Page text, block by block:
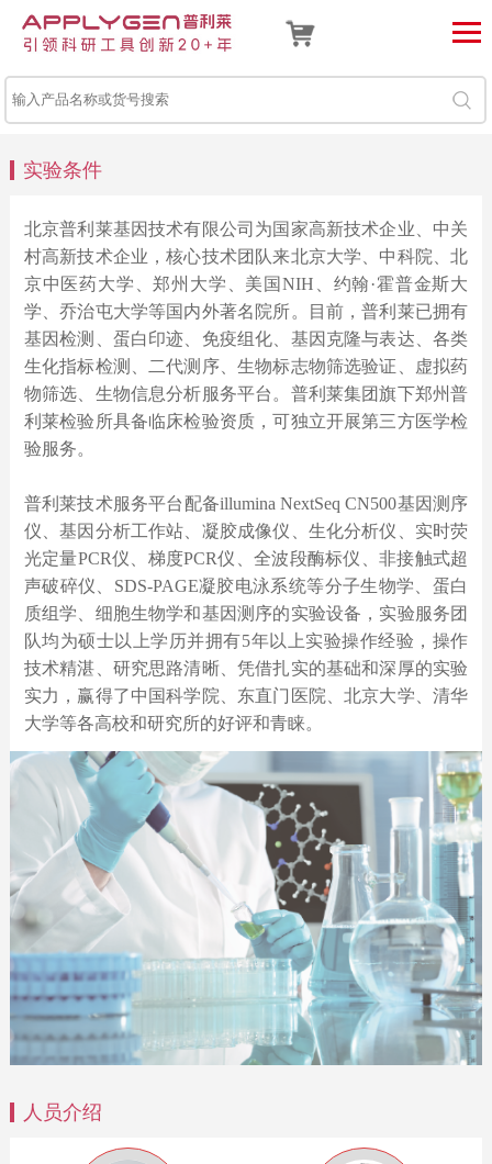
实验条件
北京普利莱基因技术有限公司为国家高新技术企业、中关
村高新技术企业，核心技术团队来北京大学、中科院、北
京中医药大学、郑州大学、美国NIH、约翰·霍普金斯大
学、乔治屯大学等国内外著名院所。目前，普利莱已拥有
基因检测、蛋白印迹、免疫组化、基因克隆与表达、各类
生化指标检测、二代测序、生物标志物筛选验证、虚拟药
物筛选、生物信息分析服务平台。普利莱集团旗下郑州普
利莱检验所具备临床检验资质，可独立开展第三方医学检
验服务。
普利莱技术服务平台配备illumina NextSeq CN500基因测序
仪、基因分析工作站、凝胶成像仪、生化分析仪、实时荧
光定量PCR仪、梯度PCR仪、全波段酶标仪、非接触式超
声破碎仪、SDS-PAGE凝胶电泳系统等分子生物学、蛋白
质组学、细胞生物学和基因测序的实验设备，实验服务团
队均为硕士以上学历并拥有5年以上实验操作经验，操作
技术精湛、研究思路清晰、凭借扎实的基础和深厚的实验
实力，赢得了中国科学院、东直门医院、北京大学、清华
大学等各高校和研究所的好评和青睐。
人员介绍